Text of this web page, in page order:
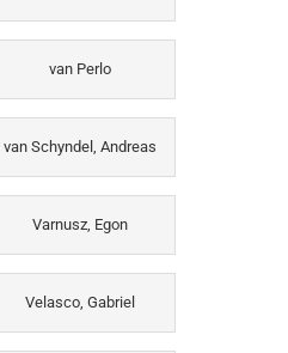
van Perlo
van Schyndel, Andreas
Varnusz, Egon
Velasco, Gabriel